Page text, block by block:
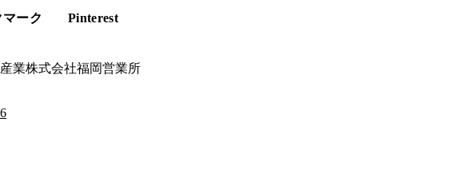
ーク Pinterest
業株式会社福岡営業所